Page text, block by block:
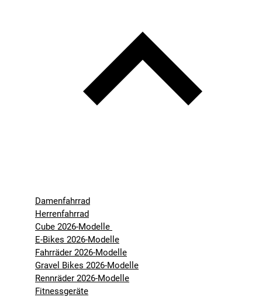
Damenfahrrad
Herrenfahrrad
Cube 2026-Modelle
E-Bikes 2026-Modelle
Fahrräder 2026-Modelle
Gravel Bikes 2026-Modelle
Rennräder 2026-Modelle
Fitnessgeräte